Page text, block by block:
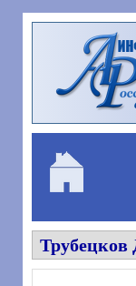
Перейти к